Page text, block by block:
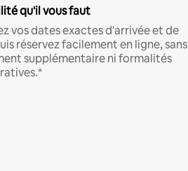
qu'il vous faut
vos dates exactes d'arrivée et de
réservez facilement en ligne, sans
supplémentaire ni formalités